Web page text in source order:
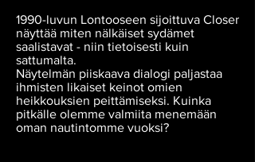
1990-luvun Lontooseen sijoittuva Closer
näyttää miten nälkäiset sydämet
saalistavat - niin tietoisesti kuin
sattumalta.
Näytelmän piiskaava dialogi paljastaa
ihmisten likaiset keinot omien
heikkouksien peittämiseksi. Kuinka
pitkälle olemme valmiita menemään
oman nautintomme vuoksi?